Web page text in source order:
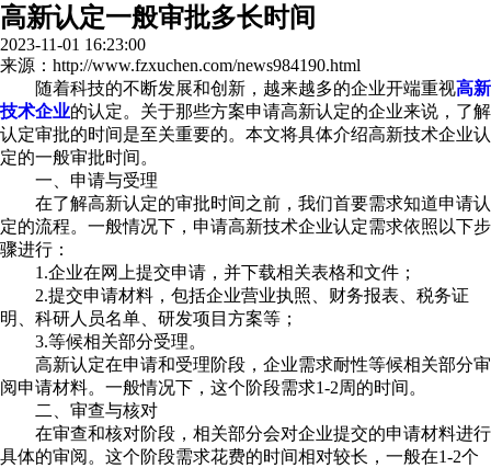
高新认定一般审批多长时间
2023-11-01 16:23:00
来源：http://www.fzxuchen.com/news984190.html
随着科技的不断发展和创新，越来越多的企业开端重视高新
技术企业的认定。关于那些方案申请高新认定的企业来说，了解
认定审批的时间是至关重要的。本文将具体介绍高新技术企业认
定的一般审批时间。
一、申请与受理
在了解高新认定的审批时间之前，我们首要需求知道申请认
定的流程。一般情况下，申请高新技术企业认定需求依照以下步
骤进行：
1.企业在网上提交申请，并下载相关表格和文件；
2.提交申请材料，包括企业营业执照、财务报表、税务证
明、科研人员名单、研发项目方案等；
3.等候相关部分受理。
高新认定在申请和受理阶段，企业需求耐性等候相关部分审
阅申请材料。一般情况下，这个阶段需求1-2周的时间。
二、审查与核对
在审查和核对阶段，相关部分会对企业提交的申请材料进行
具体的审阅。这个阶段需求花费的时间相对较长，一般在1-2个